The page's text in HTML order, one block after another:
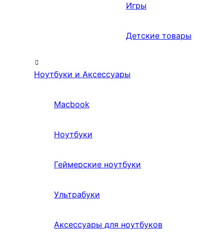
Игры
Детские товары
Ноутбуки и Аксессуары
Macbook
Ноутбуки
Геймерские ноутбуки
Ультрабуки
Аксессуары для ноутбуков